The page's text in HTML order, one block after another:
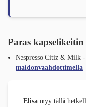
Paras
Nespresso Citiz & Milk -
maidonvaahdottimella
Elisa myy tällä